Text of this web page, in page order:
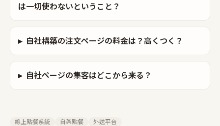
は一切使わないということ？
▸ 自社構築の注文ページの料金は？高くつく？
▸ 自社ページの集客はどこから来る？
線上點餐系統 自架點餐 外送平台